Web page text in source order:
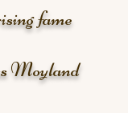
fame
Moyland